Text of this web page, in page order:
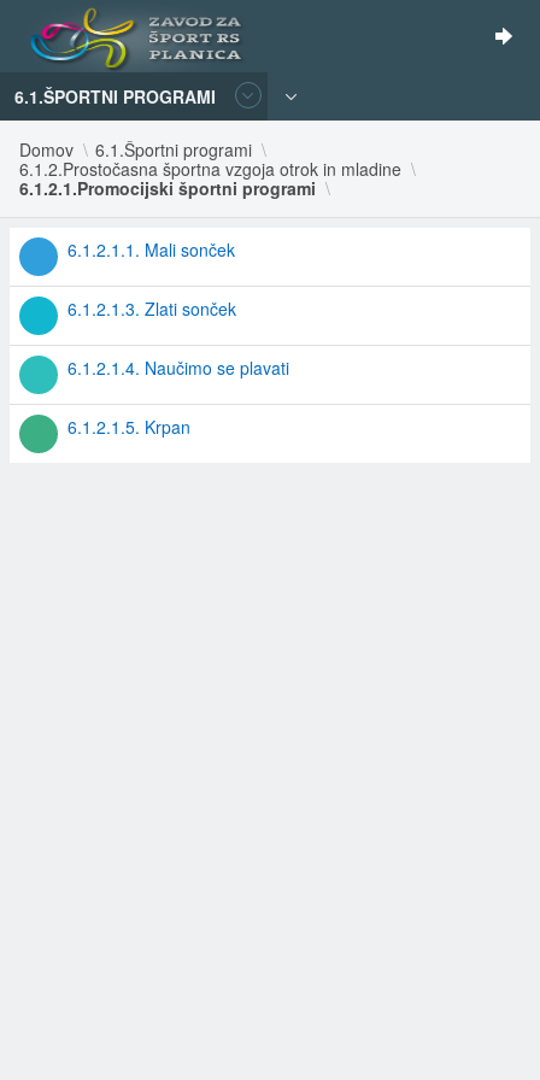
6.1.ŠPORTNI PROGRAMI
Domov
6.1.Športni programi
6.1.2.Prostočasna športna vzgoja otrok in mladine
6.1.2.1.Promocijski športni programi
6.1.2.1.1. Mali sonček
6.1.2.1.3. Zlati sonček
6.1.2.1.4. Naučimo se plavati
6.1.2.1.5. Krpan